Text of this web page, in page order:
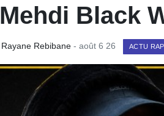
Mehdi Black
Rayane Rebibane - août 6 26 ACTU RAP